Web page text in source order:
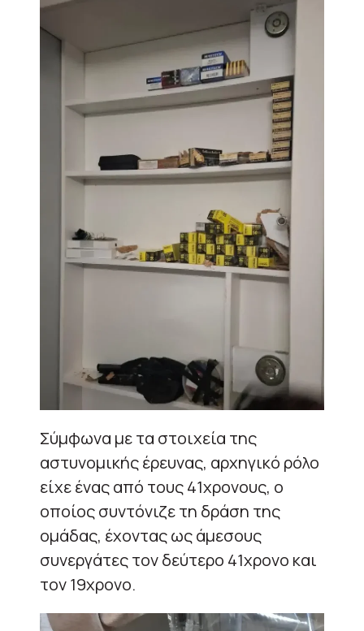
Σύμφωνα με τα στοιχεία της
αστυνομικής έρευνας, αρχηγικό ρόλο
είχε ένας από τους 41χρονους, ο
οποίος συντόνιζε τη δράση της
ομάδας, έχοντας ως άμεσους
συνεργάτες τον δεύτερο 41χρονο και
τον 19χρονο.